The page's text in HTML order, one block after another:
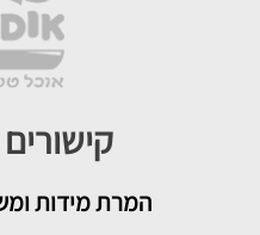
המרת מידות